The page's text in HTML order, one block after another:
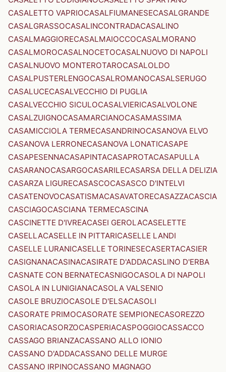
CASALETTO VAPRIOCASALFIUMANESECASALGRANDE
CASALGRASSOCASALINCONTRADACASALINO
CASALMAGGIORECASALMAIOCCOCASALMORANO
CASALMOROCASALNOCETOCASALNUOVO DI NAPOLI
CASALNUOVO MONTEROTAROCASALOLDO
CASALPUSTERLENGOCASALROMANOCASALSERUGO
CASALUCECASALVECCHIO DI PUGLIA
CASALVECCHIO SICULOCASALVIERICASALVOLONE
CASALZUIGNOCASAMARCIANOCASAMASSIMA
CASAMICCIOLA TERMECASANDRINOCASANOVA ELVO
CASANOVA LERRONECASANOVA LONATICASAPE
CASAPESENNACASAPINTACASAPROTACASAPULLA
CASARANOCASARGOCASARILECASARSA DELLA DELIZIA
CASARZA LIGURECASASCOCASASCO D'INTELVI
CASATENOVOCASATISMACASAVATORECASAZZACASCIA
CASCIAGOCASCIANA TERMECASCINA
CASCINETTE D'IVREACASEI GEROLACASELETTE
CASELLACASELLE IN PITTARICASELLE LANDI
CASELLE LURANICASELLE TORINESECASERTACASIER
CASIGNANACASINACASIRATE D'ADDACASLINO D'ERBA
CASNATE CON BERNATECASNIGOCASOLA DI NAPOLI
CASOLA IN LUNIGIANACASOLA VALSENIO
CASOLE BRUZIOCASOLE D'ELSACASOLI
CASORATE PRIMOCASORATE SEMPIONECASOREZZO
CASORIACASORZOCASPERIACASPOGGIOCASSACCO
CASSAGO BRIANZACASSANO ALLO IONIO
CASSANO D'ADDACASSANO DELLE MURGE
CASSANO IRPINOCASSANO MAGNAGO